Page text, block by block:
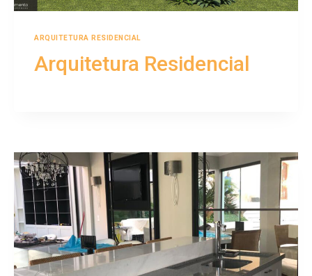
ARQUITETURA RESIDENCIAL
Arquitetura Residencial